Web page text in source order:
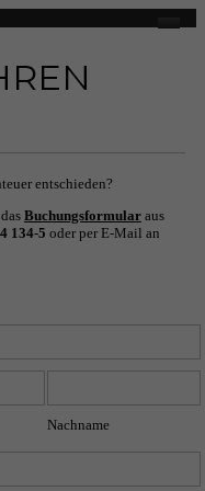
entschieden?
Buchungsformular aus
134-5 oder per E-Mail an
Nachname